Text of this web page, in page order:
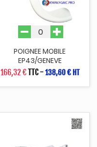
POIGNEE MOBILE
EP43/GENEVE
166,32 €TTC-138,60 € HT